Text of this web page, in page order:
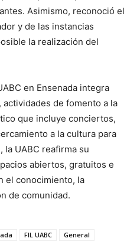
Asimismo, reconoció el
y de las instancias
la realización del
en Ensenada integra
de fomento a la
que incluye conciertos,
a la cultura para
UABC reafirma su
abiertos, gratuitos e
el conocimiento, la
de comunidad.
FIL UABC
General